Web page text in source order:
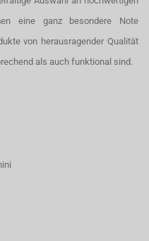
eine ganz besondere Note
von herausragender Qualität
als auch funktional sind.